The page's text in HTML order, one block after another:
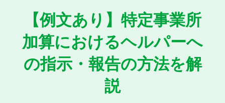
【例文あり】特定事業所
加算におけるヘルパーへ
の指示・報告の方法を解
説